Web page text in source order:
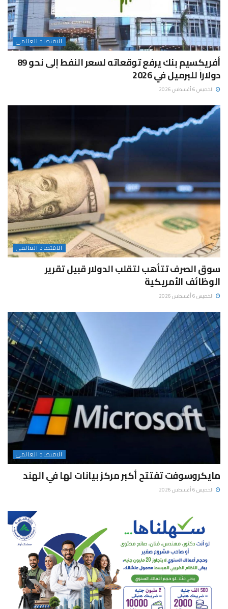
الاقتصاد العالمى
أفريكسيم بنك يرفع توقعاته لسعر النفط إلى نحو 89
دولاراً للبرميل في 2026
الخميس 6 أغسطس 2026
الاقتصاد العالمى
سوق الصرف تتأهب لتقلب الدولار قبيل تقرير
الوظائف الأمريكية
الخميس 6 أغسطس 2026
الاقتصاد العالمى
مايكروسوفت تفتتح أكبر مركز بيانات لها في الهند
الخميس 6 أغسطس 2026